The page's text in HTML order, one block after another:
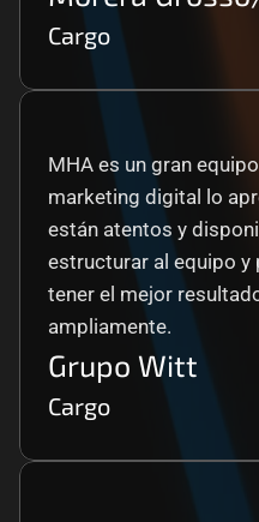
Cargo
MHA es un gran
marketing digital lo
están atentos y
estructurar al equipo
tener el mejor
ampliamente.
Grupo Witt
Cargo